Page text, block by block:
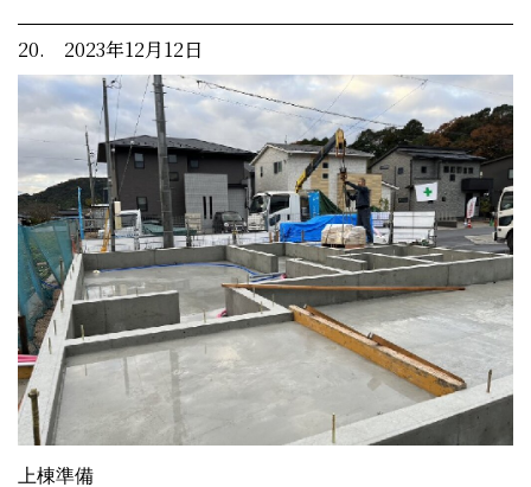
20. 2023年12月12日
上棟準備